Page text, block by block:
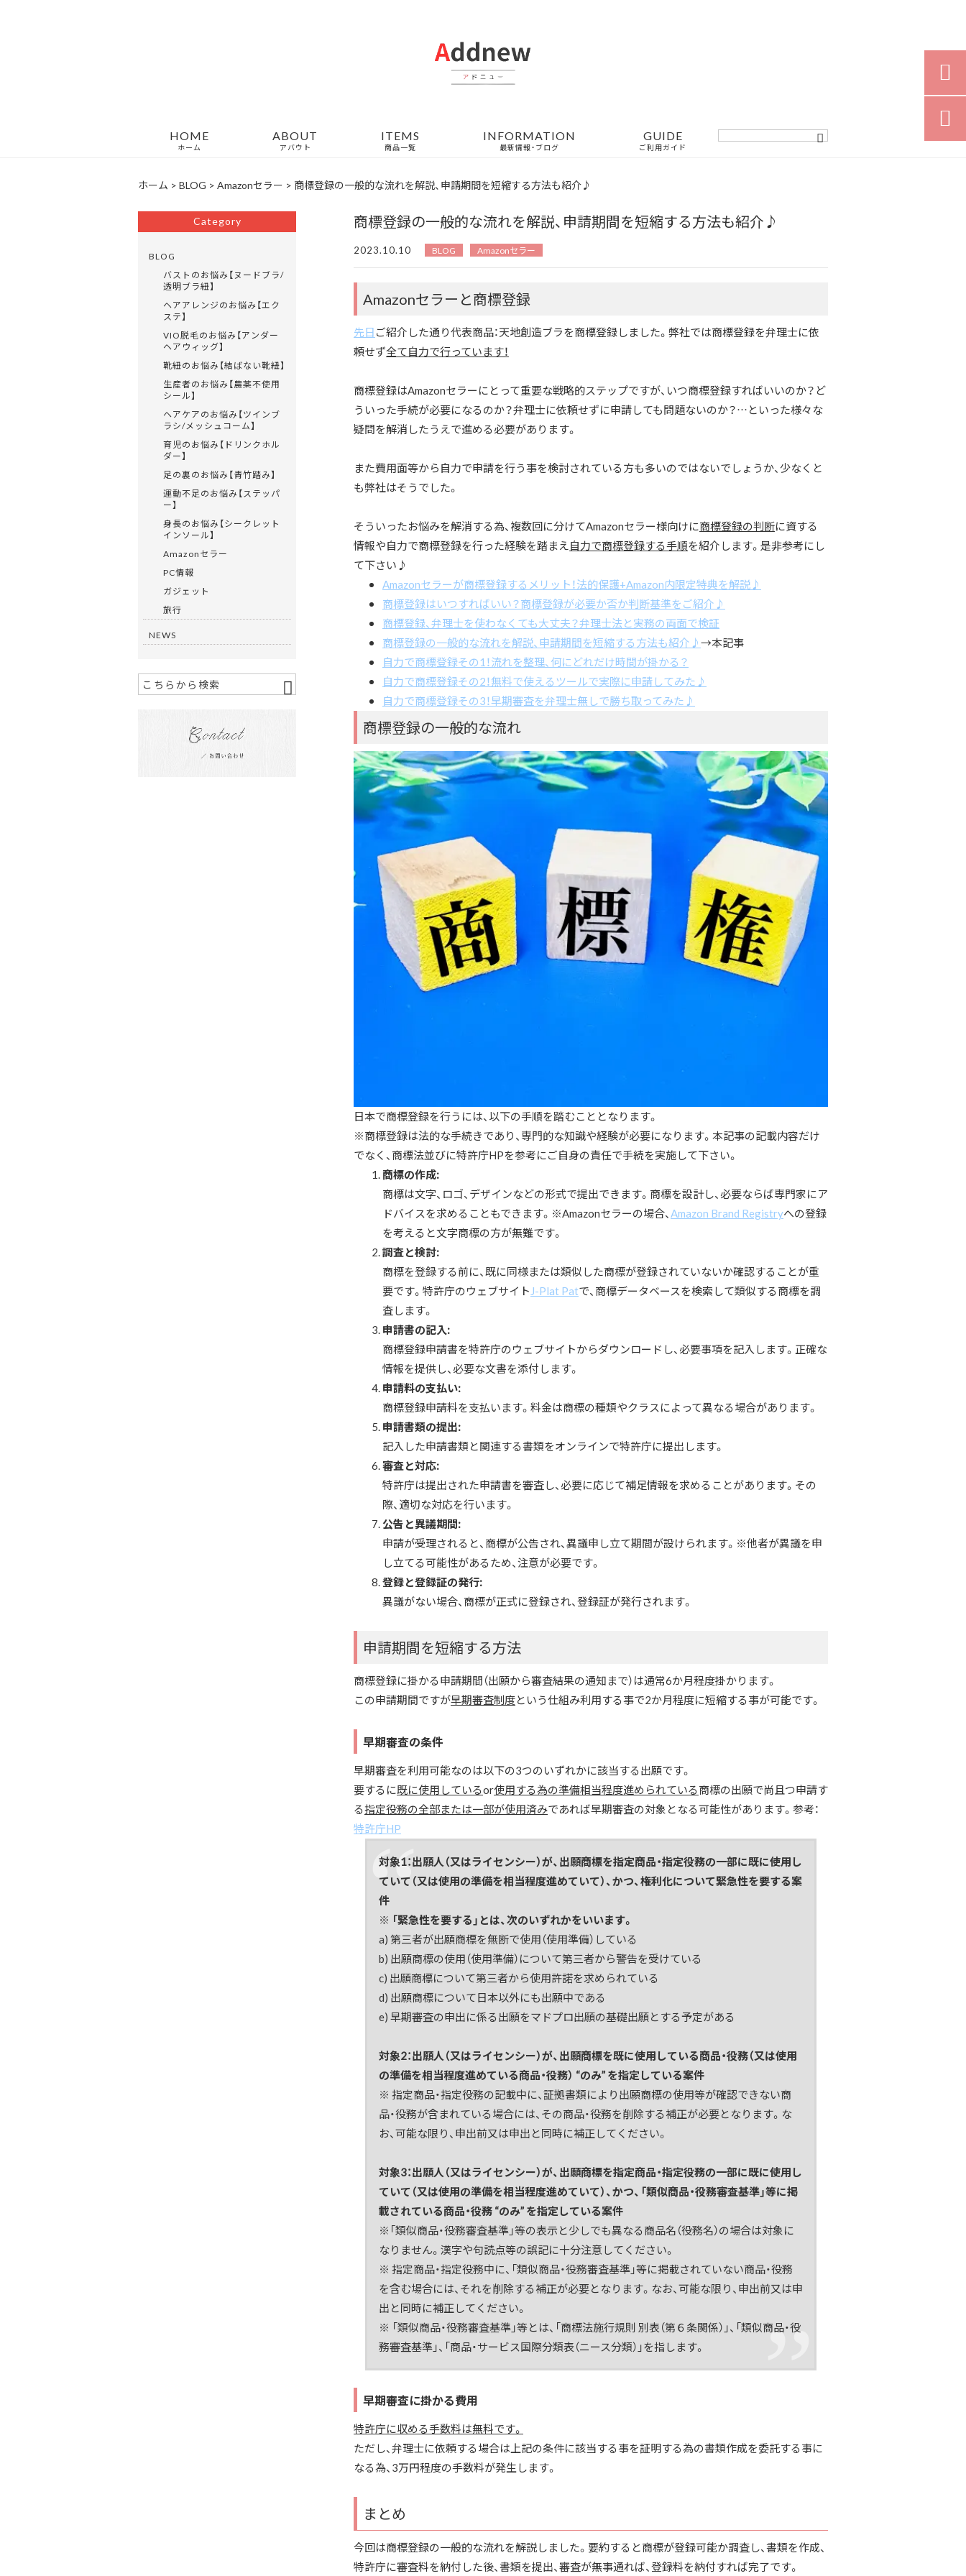
HOME
ホーム
ABOUT
アバウト
ITEMS
商品一覧
INFORMATION
最新情報・ブログ
GUIDE
ご利用ガイド
ホーム > BLOG > Amazonセラー > 商標登録の一般的な流れを解説、申請期間を短縮する方法も紹介♪
商標登録の一般的な流れを解説、申請期間を短縮する方法も紹介♪
2023.10.10 BLOG Amazonセラー
Amazonセラーと商標登録
先日ご紹介した通り代表商品：天地創造ブラを商標登録しました。弊社では商標登録を弁理士に依
頼せず全て自力で行っています！
商標登録はAmazonセラーにとって重要な戦略的ステップですが、いつ商標登録すればいいのか？ど
ういった手続が必要になるのか？弁理士に依頼せずに申請しても問題ないのか？…といった様々な
疑問を解消したうえで進める必要があります。
また費用面等から自力で申請を行う事を検討されている方も多いのではないでしょうか、少なくと
も弊社はそうでした。
そういったお悩みを解消する為、複数回に分けてAmazonセラー様向けに商標登録の判断に資する
情報や自力で商標登録を行った経験を踏まえ自力で商標登録する手順を紹介します。是非参考にし
て下さい♪
Amazonセラーが商標登録するメリット！法的保護+Amazon内限定特典を解説♪
商標登録はいつすればいい？商標登録が必要か否か判断基準をご紹介♪
商標登録、弁理士を使わなくても大丈夫？弁理士法と実務の両面で検証
商標登録の一般的な流れを解説、申請期間を短縮する方法も紹介♪→本記事
自力で商標登録その1！流れを整理、何にどれだけ時間が掛かる？
自力で商標登録その2！無料で使えるツールで実際に申請してみた♪
自力で商標登録その3！早期審査を弁理士無しで勝ち取ってみた♪
商標登録の一般的な流れ
日本で商標登録を行うには、以下の手順を踏むこととなります。
※商標登録は法的な手続きであり、専門的な知識や経験が必要になります。本記事の記載内容だけ
でなく、商標法並びに特許庁HPを参考にご自身の責任で手続を実施して下さい。
商標の作成:
商標は文字、ロゴ、デザインなどの形式で提出できます。商標を設計し、必要ならば専門家にア
ドバイスを求めることもできます。※Amazonセラーの場合、Amazon Brand Registryへの登録
を考えると文字商標の方が無難です。
調査と検討:
商標を登録する前に、既に同様または類似した商標が登録されていないか確認することが重
要です。特許庁のウェブサイトJ-Plat Patで、商標データベースを検索して類似する商標を調
査します。
申請書の記入:
商標登録申請書を特許庁のウェブサイトからダウンロードし、必要事項を記入します。正確な
情報を提供し、必要な文書を添付します。
申請料の支払い:
商標登録申請料を支払います。料金は商標の種類やクラスによって異なる場合があります。
申請書類の提出:
記入した申請書類と関連する書類をオンラインで特許庁に提出します。
審査と対応:
特許庁は提出された申請書を審査し、必要に応じて補足情報を求めることがあります。その
際、適切な対応を行います。
公告と異議期間:
申請が受理されると、商標が公告され、異議申し立て期間が設けられます。※他者が異議を申
し立てる可能性があるため、注意が必要です。
登録と登録証の発行:
異議がない場合、商標が正式に登録され、登録証が発行されます。
申請期間を短縮する方法
商標登録に掛かる申請期間（出願から審査結果の通知まで）は通常6か月程度掛かります。
この申請期間ですが早期審査制度という仕組み利用する事で2か月程度に短縮する事が可能です。
早期審査の条件
早期審査を利用可能なのは以下の3つのいずれかに該当する出願です。
要するに既に使用しているor使用する為の準備相当程度進められている商標の出願で尚且つ申請す
る指定役務の全部または一部が使用済みであれば早期審査の対象となる可能性があります。参考：
特許庁HP
対象1：出願人（又はライセンシー）が、出願商標を指定商品・指定役務の一部に既に使用し
ていて（又は使用の準備を相当程度進めていて）、かつ、権利化について緊急性を要する案
件
※ 「緊急性を要する」とは、次のいずれかをいいます。
a) 第三者が出願商標を無断で使用（使用準備）している
b) 出願商標の使用（使用準備）について第三者から警告を受けている
c) 出願商標について第三者から使用許諾を求められている
d) 出願商標について日本以外にも出願中である
e) 早期審査の申出に係る出願をマドプロ出願の基礎出願とする予定がある
対象2：出願人（又はライセンシー）が、出願商標を既に使用している商品・役務（又は使用
の準備を相当程度進めている商品・役務） “のみ” を指定している案件
※ 指定商品・指定役務の記載中に、証拠書類により出願商標の使用等が確認できない商
品・役務が含まれている場合には、その商品・役務を削除する補正が必要となります。な
お、可能な限り、申出前又は申出と同時に補正してください。
対象3：出願人（又はライセンシー）が、出願商標を指定商品・指定役務の一部に既に使用し
ていて（又は使用の準備を相当程度進めていて）、かつ、「類似商品・役務審査基準」等に掲
載されている商品・役務 “のみ” を指定している案件
※「類似商品・役務審査基準」等の表示と少しでも異なる商品名（役務名）の場合は対象に
なりません。漢字や句読点等の誤記に十分注意してください。
※ 指定商品・指定役務中に、「類似商品・役務審査基準」等に掲載されていない商品・役務
を含む場合には、それを削除する補正が必要となります。なお、可能な限り、申出前又は申
出と同時に補正してください。
※ 「類似商品・役務審査基準」等とは、「商標法施行規則 別表（第６条関係）」、「類似商品・役
務審査基準」、「商品・サービス国際分類表（ニース分類）」を指します。
早期審査に掛かる費用
特許庁に収める手数料は無料です。
ただし、弁理士に依頼する場合は上記の条件に該当する事を証明する為の書類作成を委託する事に
なる為、3万円程度の手数料が発生します。
まとめ
今回は商標登録の一般的な流れを解説しました。要約すると商標が登録可能か調査し、書類を作成、
特許庁に審査料を納付した後、書類を提出、審査が無事通れば、登録料を納付すれば完了です。
Category
BLOG
バストのお悩み【ヌードブラ/
透明ブラ紐】
ヘアアレンジのお悩み【エク
ステ】
VIO脱毛のお悩み【アンダー
ヘアウィッグ】
靴紐のお悩み【結ばない靴紐】
生産者のお悩み【農薬不使用
シール】
ヘアケアのお悩み【ツインブ
ラシ/メッシュコーム】
育児のお悩み【ドリンクホル
ダー】
足の裏のお悩み【青竹踏み】
運動不足のお悩み【ステッパ
ー】
身長のお悩み【シークレット
インソール】
Amazonセラー
PC情報
ガジェット
旅行
NEWS

